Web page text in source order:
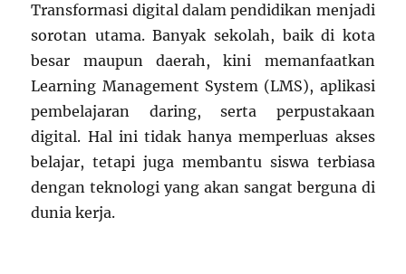
Transformasi digital dalam pendidikan menjadi
sorotan utama. Banyak sekolah, baik di kota
besar maupun daerah, kini memanfaatkan
Learning Management System (LMS), aplikasi
pembelajaran daring, serta perpustakaan
digital. Hal ini tidak hanya memperluas akses
belajar, tetapi juga membantu siswa terbiasa
dengan teknologi yang akan sangat berguna di
dunia kerja.